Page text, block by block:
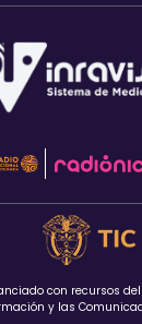
con recursos
y las